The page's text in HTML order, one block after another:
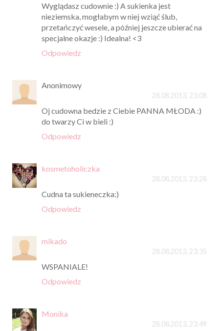
Wyglądasz cudownie :) A sukienka jest
nieziemska, mogłabym w niej wziąć ślub,
przetańczyć wesele, a później jeszcze ubierać na
specjalne okazje :) Idealna! <3
Odpowiedz
Anonimowy
28.08.2013, 23:08
Oj cudowna bedzie z Ciebie PANNA MŁODA :)
do twarzy Ci w bieli :)
Odpowiedz
kosmetoholiczka
28.08.2013, 23:28
Cudna ta sukieneczka:)
Odpowiedz
mikado
28.08.2013, 23:35
WSPANIALE!
Odpowiedz
Monika
28.08.2013, 23:49